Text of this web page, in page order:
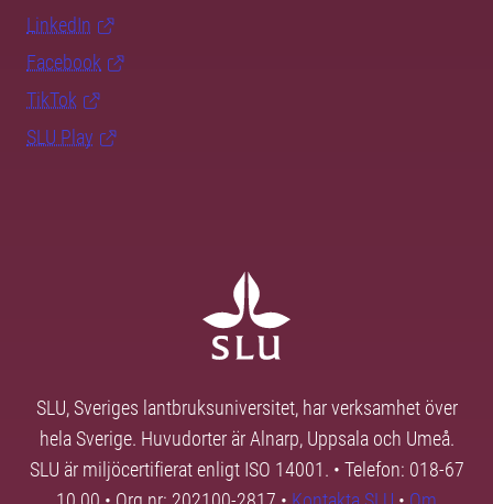
LinkedIn
Facebook
TikTok
SLU Play
SLU, Sveriges lantbruksuniversitet, har verksamhet över
hela Sverige. Huvudorter är Alnarp, Uppsala och Umeå.
SLU är miljöcertifierat enligt ISO 14001. • Telefon: 018-67